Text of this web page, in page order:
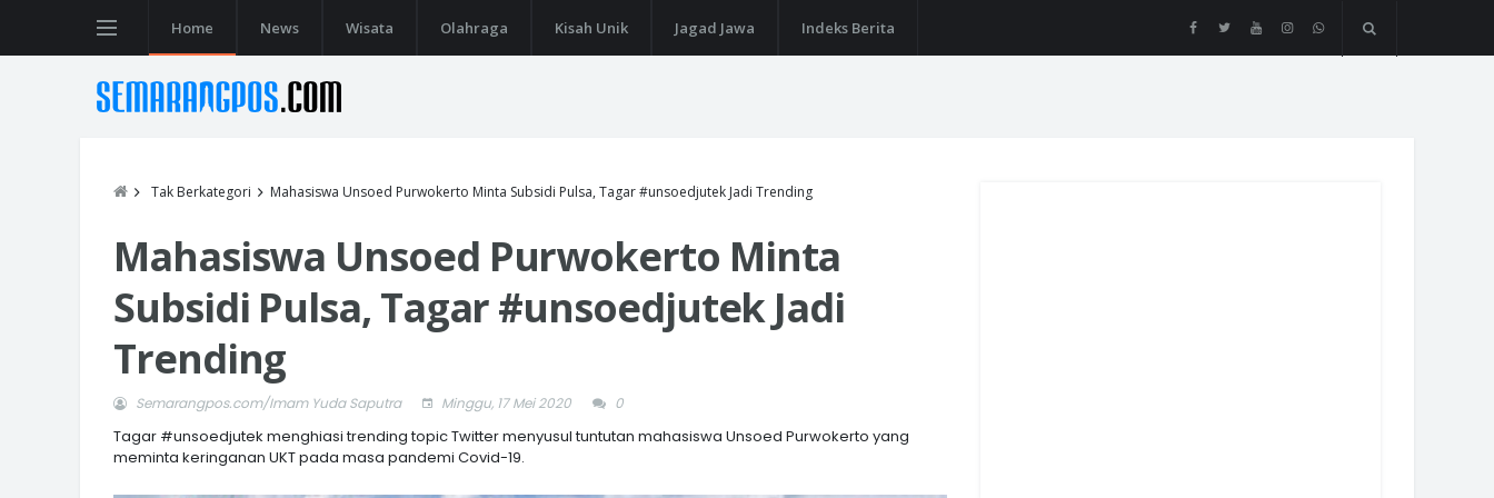
Home News Wisata Olahraga Kisah Unik Jagad Jawa Indeks Berita
Tak Berkategori Mahasiswa Unsoed Purwokerto Minta Subsidi Pulsa, Tagar #unsoedjutek Jadi Trending
Mahasiswa Unsoed Purwokerto Minta
Subsidi Pulsa, Tagar #unsoedjutek Jadi
Trending
Semarangpos.com/Imam Yuda Saputra Minggu, 17 Mei 2020 0
Tagar #unsoedjutek menghiasi trending topic Twitter menyusul tuntutan mahasiswa Unsoed Purwokerto yang
meminta keringanan UKT pada masa pandemi Covid-19.